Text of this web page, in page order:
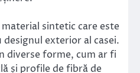
sintetic care este
exterior al casei.
diverse forme, cum ar fi
și profile de fibră de